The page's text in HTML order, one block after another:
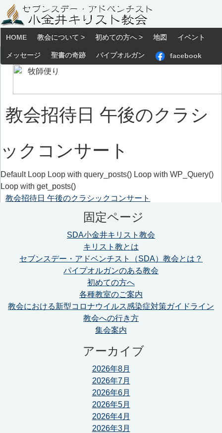
HOME 教会について > 初めての方へ > 地図 イベント
メッセージ 聖書の奇跡 パイプオルガン facebook
教会招待日 午後のクラシ
ックコンサート
Default Loop Loop with query_posts() Loop with WP_Query()
Loop with get_posts()
教会招待日 午後のクラシックコンサート
固定ページ
SDA小金井キリスト教会
キリスト教とは
セブンスデー・アドベンチスト（SDA）教会とは？
パイプオルガンのある教会
初めての方へ
各種教室のご案内
教会における新型コロナウイルス感染症対策ガイドライン
教会への行き方
集会案内
アーカイブ
2026年8月
2026年7月
2026年6月
2026年5月
2026年4月
2026年3月